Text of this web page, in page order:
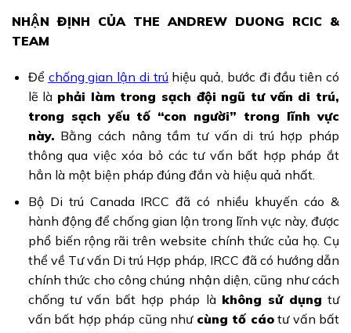
NHẬN ĐỊNH CỦA THE ANDREW DUONG RCIC &
TEAM
Để chống gian lận di trú hiệu quả, bước đi đầu tiên có
lẽ là phải làm trong sạch đội ngũ tư vấn di trú,
trong sạch yếu tố “con người” trong lĩnh vực
này. Bằng cách nâng tầm tư vấn di trú hợp pháp
thông qua việc xóa bỏ các tư vấn bất hợp pháp ắt
hẳn là một biện pháp đúng đắn và hiệu quả nhất.
Bộ Di trú Canada IRCC đã có nhiều khuyến cáo &
hành động để chống gian lận trong lĩnh vực này, được
phổ biến rộng rãi trên website chính thức của họ. Cụ
thể về Tư vấn Di trú Hợp pháp, IRCC đã có hướng dẫn
chính thức cho công chúng nhận diện, cũng như cách
chống tư vấn bất hợp pháp là không sử dụng tư
vấn bất hợp pháp cũng như cùng tố cáotư vấn bất